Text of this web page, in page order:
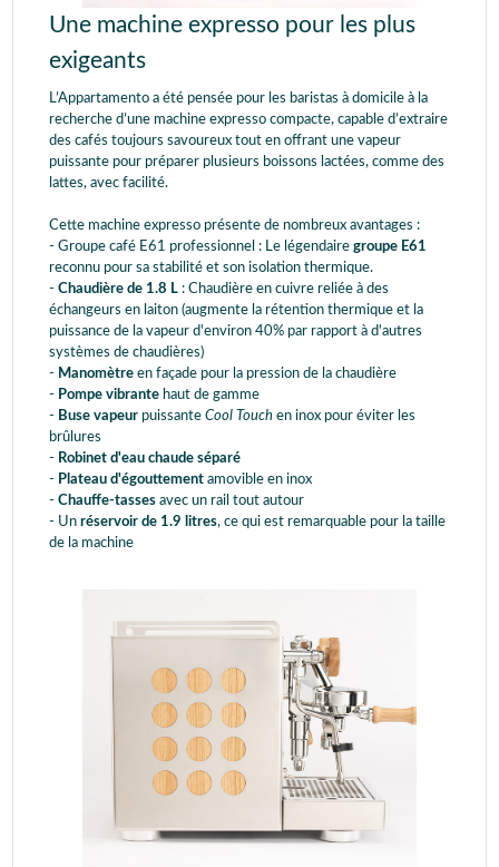
Une machine expresso pour les plus
exigeants
L’Appartamento a été pensée pour les baristas à domicile à la
recherche d’une machine expresso compacte, capable d’extraire
des cafés toujours savoureux tout en offrant une vapeur
puissante pour préparer plusieurs boissons lactées, comme des
lattes, avec facilité.
Cette machine expresso présente de nombreux avantages :
- Groupe café E61 professionnel : Le légendaire groupe E61
reconnu pour sa stabilité et son isolation thermique.
- Chaudière de 1.8 L : Chaudière en cuivre reliée à des
échangeurs en laiton (augmente la rétention thermique et la
puissance de la vapeur d'environ 40% par rapport à d'autres
systèmes de chaudières)
- Manomètre en façade pour la pression de la chaudière
- Pompe vibrante haut de gamme
- Buse vapeur puissante Cool Touch en inox pour éviter les
brûlures
- Robinet d'eau chaude séparé
- Plateau d'égouttement amovible en inox
- Chauffe-tasses avec un rail tout autour
- Un réservoir de 1.9 litres, ce qui est remarquable pour la taille
de la machine